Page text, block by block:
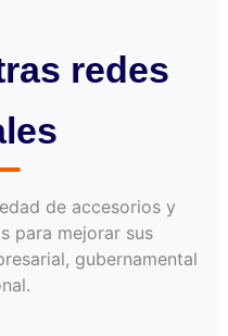
redes
de accesorios y
para mejorar sus
gubernamental